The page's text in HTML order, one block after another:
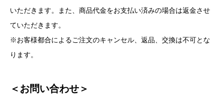
いただきます。また、商品代金をお支払い済みの場合は返金させ
ていただきます。
※お客様都合によるご注文のキャンセル、返品、交換は不可とな
ります。
＜お問い合わせ＞